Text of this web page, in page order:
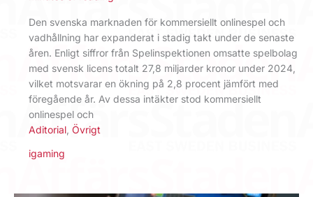
Den svenska marknaden för kommersiellt onlinespel och
vadhållning har expanderat i stadig takt under de senaste
åren. Enligt siffror från Spelinspektionen omsatte spelbolag
med svensk licens totalt 27,8 miljarder kronor under 2024,
vilket motsvarar en ökning på 2,8 procent jämfört med
föregående år. Av dessa intäkter stod kommersiellt
onlinespel och
Aditorial, Övrigt
igaming